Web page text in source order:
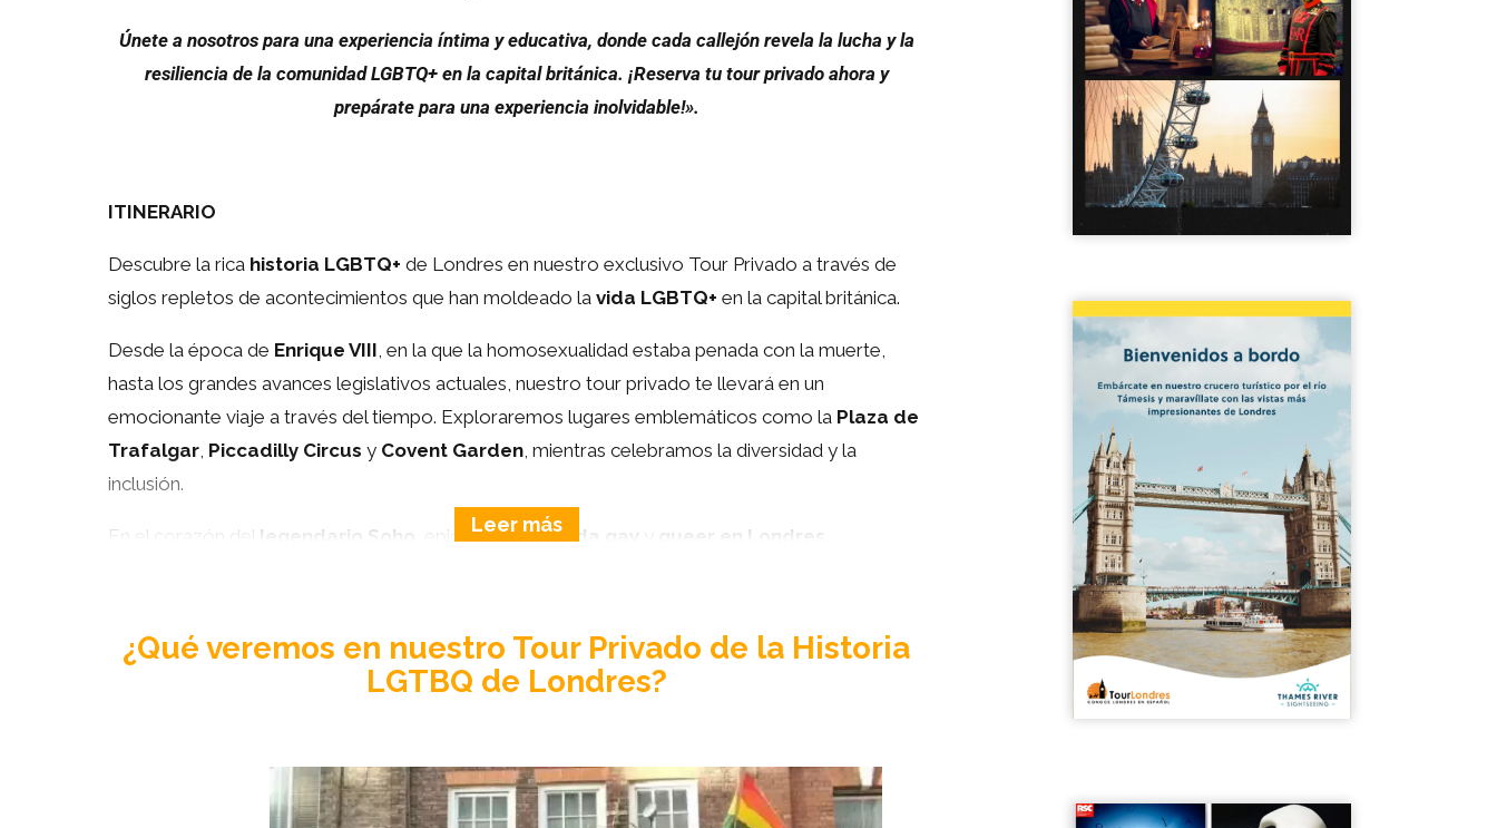
Únete a nosotros para una experiencia íntima y educativa, donde cada callejón revela la lucha y la
resiliencia de la comunidad LGBTQ+ en la capital británica. ¡Reserva tu tour privado ahora y
prepárate para una experiencia inolvidable!».
ITINERARIO
Descubre la rica historia LGBTQ+ de Londres en nuestro exclusivo Tour Privado a través de
siglos repletos de acontecimientos que han moldeado lavida LGBTQ+ en la capital británica.
Desde la época de Enrique VIII , en la que la homosexualidad estaba penada con la muerte,
hasta los grandes avances legislativos actuales, nuestro tour privado te llevará en un
emocionante viaje a través del tiempo. Exploraremos lugares emblemáticos como la Plaza de
Trafalgar Piccadilly Circus y Covent Garden , mientras celebramos la diversidad y la
inclusión.
En el corazón del legendario Soho , epicentro dela vida gay queer en Londres
como
Oscar Wilde
pioneras del siglo XVIII, revivirás momentos
significativos de la historia
LGBTQ+.
la respuesta del gobierno a laCrisis del Sida.
¿Qué veremos en nuestro Tour Privado de la Historia
LGTBQ de Londres?